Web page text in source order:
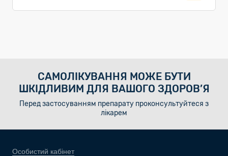
САМОЛІКУВАННЯ МОЖЕ БУТИ
ШКІДЛИВИМ ДЛЯ ВАШОГО ЗДОРОВ’Я
Перед застосуванням препарату проконсультуйтеся з
лікарем
Особистий кабінет